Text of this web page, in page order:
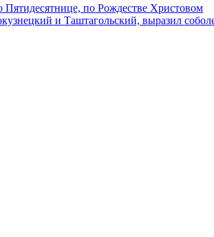
по Рождестве Христовом
и Таштагольский, выразил